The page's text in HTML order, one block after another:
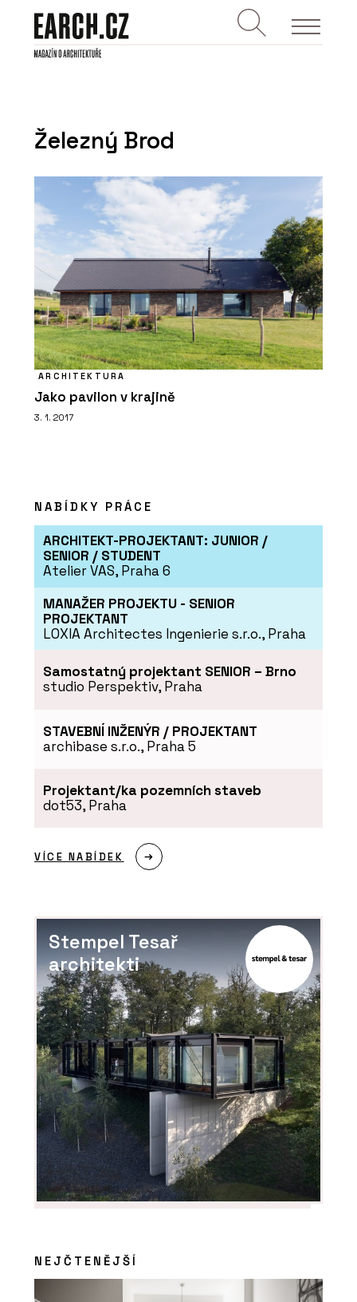
Železný Brod
ARCHITEKTURA
Jako pavilon v krajině
3. 1. 2017
NABÍDKY PRÁCE
ARCHITEKT-PROJEKTANT: JUNIOR /
SENIOR / STUDENT
Atelier VAS, Praha 6
MANAŽER PROJEKTU - SENIOR
PROJEKTANT
LOXIA Architectes Ingenierie s.r.o., Praha
Samostatný projektant SENIOR – Brno
studio Perspektiv, Praha
STAVEBNÍ INŽENÝR / PROJEKTANT
archibase s.r.o., Praha 5
Projektant/ka pozemních staveb
dot53, Praha
VÍCE NABÍDEK
Stempel Tesař
architekti
NEJČTENĚJŠÍ